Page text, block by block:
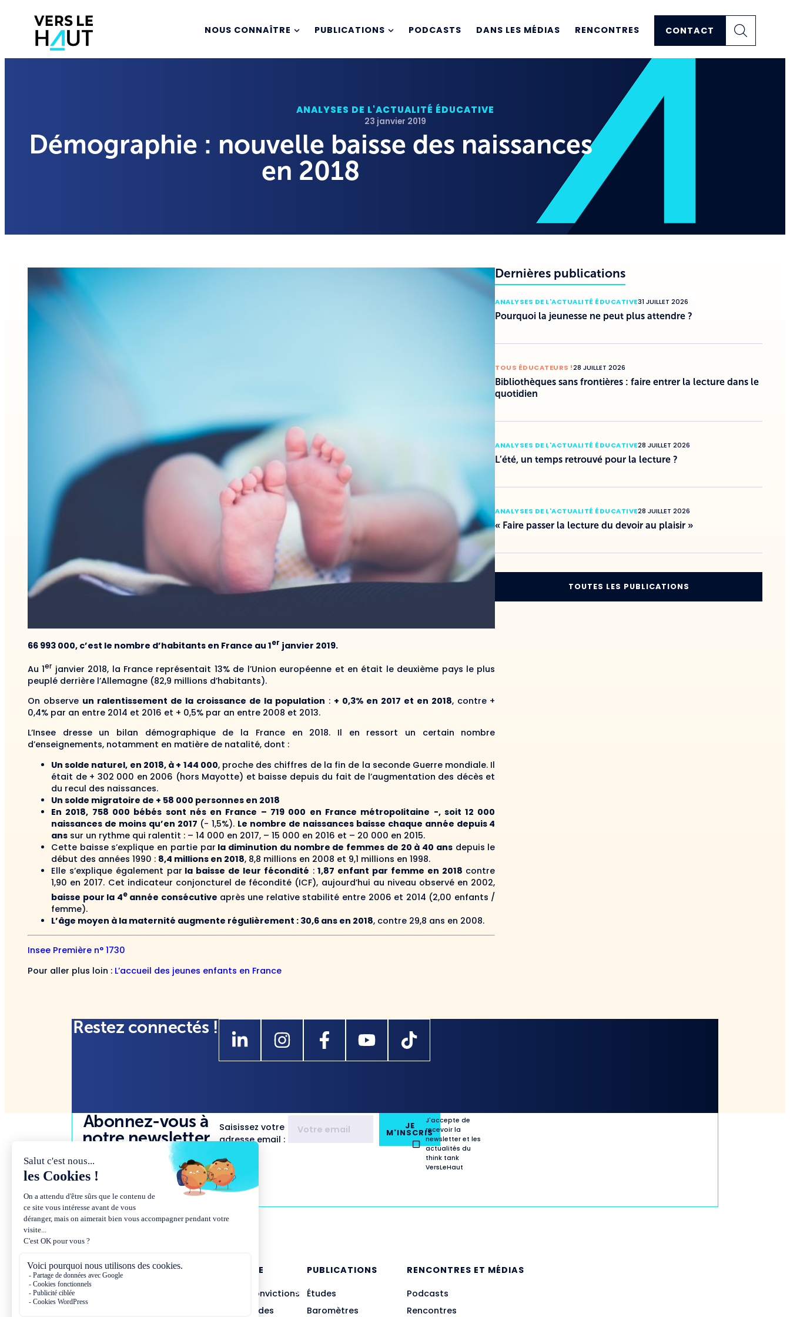
NOUS CONNAÎTRE PUBLICATIONS PODCASTS DANS LES MÉDIAS RENCONTRES CONTACT
ANALYSES DE L'ACTUALITÉ ÉDUCATIVE
23 janvier 2019
Démographie : nouvelle baisse des naissances
en 2018
66 993 000, c’est le nombre d’habitants en France au 1er janvier 2019.
Au 1er janvier 2018, la France représentait 13% de l’Union européenne et en était le deuxième pays le plus
peuplé derrière l’Allemagne (82,9 millions d’habitants).
On observe un ralentissement de la croissance de la population : + 0,3% en 2017 et en 2018, contre +
0,4% par an entre 2014 et 2016 et + 0,5% par an entre 2008 et 2013.
L’Insee dresse un bilan démographique de la France en 2018. Il en ressort un certain nombre
d’enseignements, notamment en matière de natalité, dont :
Un solde naturel, en 2018, à + 144 000, proche des chiffres de la fin de la seconde Guerre mondiale. Il
était de + 302 000 en 2006 (hors Mayotte) et baisse depuis du fait de l’augmentation des décès et
du recul des naissances.
Un solde migratoire de + 58 000 personnes en 2018
En 2018, 758 000 bébés sont nés en France – 719 000 en France métropolitaine -, soit 12 000
naissances de moins qu’en 2017 (- 1,5%). Le nombre de naissances baisse chaque année depuis 4
ans sur un rythme qui ralentit : – 14 000 en 2017, – 15 000 en 2016 et – 20 000 en 2015.
Cette baisse s’explique en partie par la diminution du nombre de femmes de 20 à 40 ansdepuis le
début des années 1990 : 8,4 millions en 2018, 8,8 millions en 2008 et 9,1 millions en 1998.
Elle s’explique également par la baisse de leur fécondité :1,87 enfant par femme en 2018 contre
1,90 en 2017. Cet indicateur conjoncturel de fécondité (ICF), aujourd’hui au niveau observé en 2002,
baisse pour la 4eannée consécutive après une relative stabilité entre 2006 et 2014 (2,00 enfants /
femme).
L’âge moyen à la maternité augmente régulièrement : 30,6 ans en 2018, contre 29,8 ans en 2008.
Insee Première n° 1730
Pour aller plus loin : L’accueil des jeunes enfants en France
Dernières publications
ANALYSES DE L'ACTUALITÉ ÉDUCATIVE31 JUILLET 2026
Pourquoi la jeunesse ne peut plus attendre ?
TOUS ÉDUCATEURS !28 JUILLET 2026
Bibliothèques sans frontières : faire entrer la lecture dans le
quotidien
ANALYSES DE L'ACTUALITÉ ÉDUCATIVE28 JUILLET 2026
L’été, un temps retrouvé pour la lecture ?
ANALYSES DE L'ACTUALITÉ ÉDUCATIVE28 JUILLET 2026
« Faire passer la lecture du devoir au plaisir »
TOUTES LES PUBLICATIONS
Restez connectés !
Abonnez-vous à
notre newsletter
Saisissez votre
adresse email :
JE
M'INSCRIS
J'accepte de
recevoir la
newsletter et les
actualités du
think tank
VersLeHaut
NOUS CONNAÎTRE
Présentation et convictions
Missions et méthodes
PUBLICATIONS
Études
Baromètres
RENCONTRES ET MÉDIAS
Podcasts
Rencontres